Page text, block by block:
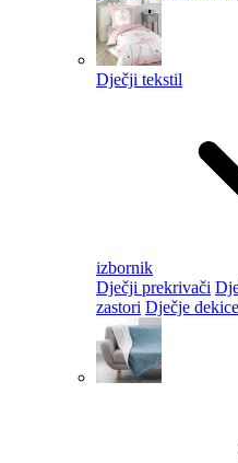
Dječji tekstil
izbornik
Dječji prekrivači
zastori Dječje dekice